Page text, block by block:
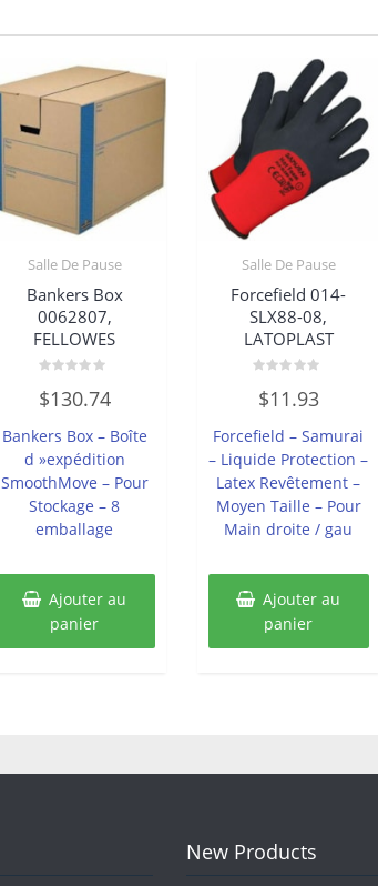
Salle De Pause
Bankers Box
0062807,
FELLOWES
0
sur
$130.74
Bankers Box – Boîte
d »expédition
SmoothMove – Pour
Stockage – 8
emballage
Ajouter au
panier
Salle De Pause
Forcefield 014-
SLX88-08,
LATOPLAST
0
sur
$11.93
Forcefield – Samurai
– Liquide Protection –
Latex Revêtement –
Moyen Taille – Pour
Main droite / gau
Ajouter au
panier
New Products